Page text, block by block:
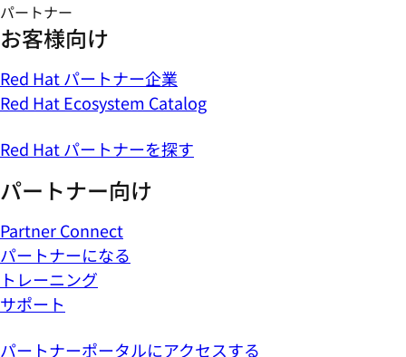
パートナー
お客様向け
Red Hat パートナー企業
Red Hat Ecosystem Catalog
Red Hat パートナーを探す
パートナー向け
Partner Connect
パートナーになる
トレーニング
サポート
パートナーポータルにアクセスする